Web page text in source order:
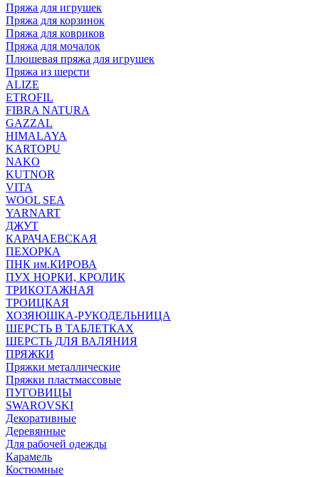
Пряжа для игрушек
Пряжа для корзинок
Пряжа для ковриков
Пряжа для мочалок
Плюшевая пряжа для игрушек
Пряжа из шерсти
ALIZE
ETROFIL
FIBRA NATURA
GAZZAL
HIMALAYA
KARTOPU
NAKO
KUTNOR
VITA
WOOL SEA
YARNART
ДЖУТ
КАРАЧАЕВСКАЯ
ПЕХОРКА
ПНК им.КИРОВА
ПУХ НОРКИ, КРОЛИК
ТРИКОТАЖНАЯ
ТРОИЦКАЯ
ХОЗЯЮШКА-РУКОДЕЛЬНИЦА
ШЕРСТЬ В ТАБЛЕТКАХ
ШЕРСТЬ ДЛЯ ВАЛЯНИЯ
ПРЯЖКИ
Пряжки металлические
Пряжки пластмассовые
ПУГОВИЦЫ
SWAROVSKI
Декоративные
Деревянные
Для рабочей одежды
Карамель
Костюмные